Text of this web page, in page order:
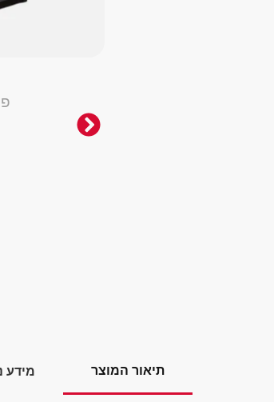
תיאור המוצר מידע